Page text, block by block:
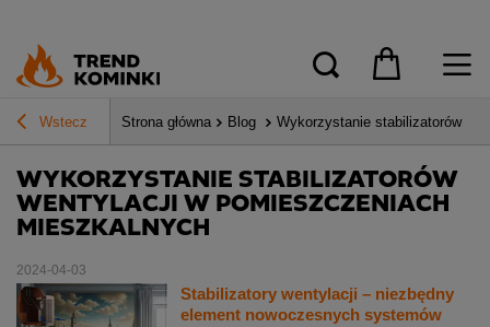
Wstecz Strona główna Blog Wykorzystanie stabilizatorów
WYKORZYSTANIE STABILIZATORÓW
WENTYLACJI W POMIESZCZENIACH
MIESZKALNYCH
2024-04-03
Stabilizatory wentylacji – niezbędny
element nowoczesnych systemów